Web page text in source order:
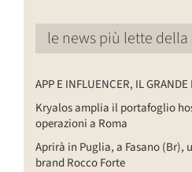
le news più lette
APP E INFLUENCER, IL GRANDE
Kryalos amplia il portafoglio
operazioni a Roma
Aprirà in Puglia, a Fasano (Br),
brand Rocco Forte